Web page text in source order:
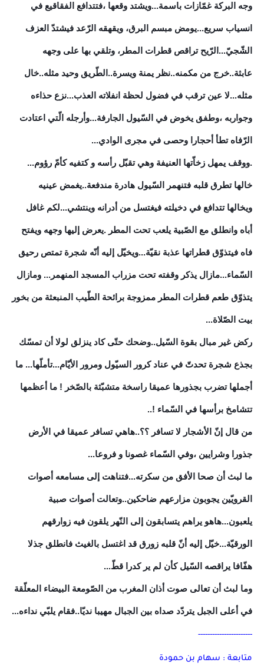
وجه البركة غمّازات باسمة...ويشتد وقعها ،فتتدافع الفقاقيع في
انسياب سريع...يومض مبسم البرق، ويقهقه الرّعد فيشتدّ العزف
الشّجيّ...الرّيح تراقص قطرات المطر، وتلقي بها على وجهه
عابثة..خرج من مكمنه..نظر يمنة ويسرة..الطّريق وحيد مثله..خال
مثله...لا عين ترقب في فضول لحظة انفلاته العذب...نزع حذاءه
وجواربه ،وطفق يخوض في السّيول الجارفة...وأرجله الّتي اعتادت
الرّفاه تطأ أحجارا وحصى في مجرى الوادي...
.ووقف يمهل زخاّتها العنيفة وهي تقبّل رأسه و كتفيه كأمّ رؤوم...
خالها تطرق قلبه فتنهمر السّيول هادرة مندفعة..يغمض عينيه
ويخالها تتدافع في دخيلته فيغتسل من أدرانه وينتشي...لكم غافل
أباه وانطلق مع الصّبية يلعب تحت المطر .يعرض إليها وجهه ويفتح
فاه فيتذوّق قطراتها عذبة نقيّة...ويخيّل إليه أنّه شجرة تمتص رحيق
السّماء...مازال يذكر وقفته تحت مزراب المسجد المنهمر... ومازال
يتذوّق طعم قطرات المطر ممزوجة برائحة الطّيب المنبعثة من بخور
بيت الصّلاة...
ركض غير مبال بقوة السّيل..وضحك حتّى كاد ينزلق لولا أن تمسّك
بجذع شجرة تحدتّ في عناد كرور السيّول ومرور الأيّام...تأملّها... ما
أجملها تضرب بجذورها عميقا راسخة متشبّثة بالصّخر ! ما أعظمها
تتشامخ برأسها في السّماء !..
من قال إنّ الأشجار لا تسافر ؟؟..هاهي تسافر عميقا في الأرض
جذورا وشرايين ،وفي السّماء غصونا و فروعا...
ما لبث أن صحا الأفق من سكرته...فتناهت إلى مسامعه أصوات
القرويّين يجوبون مزارعهم ضاحكين..وتعالت أصوات صبية
يلعبون...هاهو يراهم يتسابقون إلى النّهر يلقون فيه زوارقهم
الورقيّة...خيّل إليه أنّ قلبه زورق قد اغتسل بالغيث فانطلق جذلا
هفّافا يراقصه السّيل كأن لم ير كدرا قطّ...
وما لبث أن تعالى صوت أذان المغرب من الصّومعة البيضاء المعلّقة
في أعلى الجبل يتردّد صداه بين الجبال مهيبا نديّا..فقام يلبّي نداءه...
-----------------------
متابعة : سهام بن حمودة